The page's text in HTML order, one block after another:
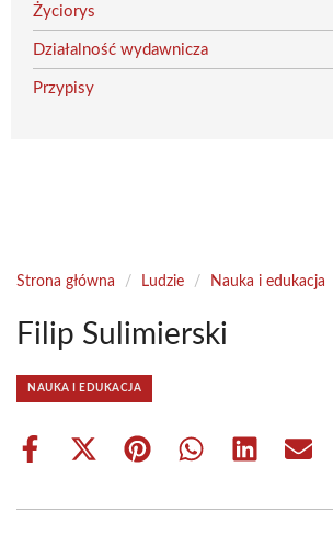
Życiorys
Działalność wydawnicza
Przypisy
Strona główna / Ludzie / Nauka i edukacja
Filip Sulimierski
NAUKA I EDUKACJA
Share
Share
(Twitter)
Share Share Share Share